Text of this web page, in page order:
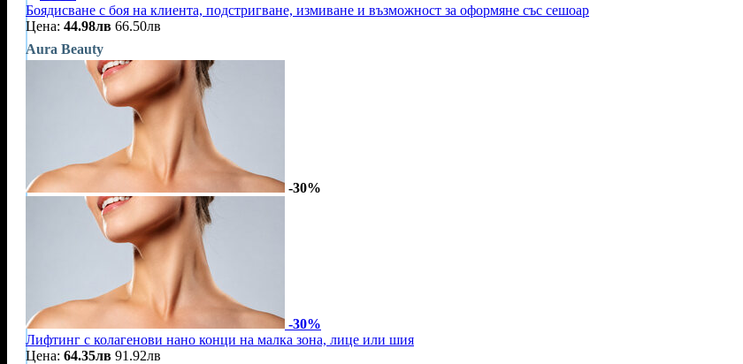
Боядисване с боя на клиента, подстригване, измиване и възможност за оформяне със сешоар
Цена: 44.98лв 66.50лв
Aura Beauty
-30%
-30%
Лифтинг с колагенови нано конци на малка зона, лице или шия
Цена: 64.35лв 91.92лв